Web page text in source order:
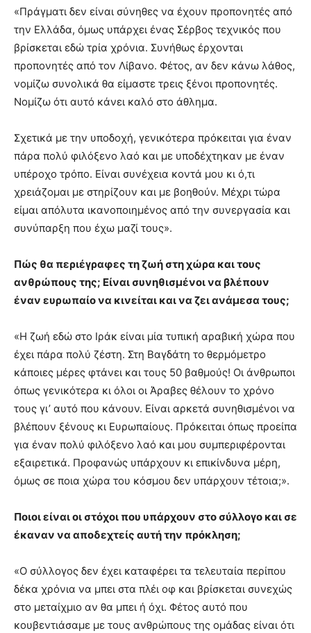
«Πράγματι δεν είναι σύνηθες να έχουν προπονητές από
την Ελλάδα, όμως υπάρχει ένας Σέρβος τεχνικός που
βρίσκεται εδώ τρία χρόνια. Συνήθως έρχονται
προπονητές από τον Λίβανο. Φέτος, αν δεν κάνω λάθος,
νομίζω συνολικά θα είμαστε τρεις ξένοι προπονητές.
Νομίζω ότι αυτό κάνει καλό στο άθλημα.
Σχετικά με την υποδοχή, γενικότερα πρόκειται για έναν
πάρα πολύ φιλόξενο λαό και με υποδέχτηκαν με έναν
υπέροχο τρόπο. Είναι συνέχεια κοντά μου κι ό,τι
χρειάζομαι με στηρίζουν και με βοηθούν. Μέχρι τώρα
είμαι απόλυτα ικανοποιημένος από την συνεργασία και
συνύπαρξη που έχω μαζί τους».
Πώς θα περιέγραφες τη ζωή στη χώρα και τους
ανθρώπους της; Είναι συνηθισμένοι να βλέπουν
έναν ευρωπαίο να κινείται και να ζει ανάμεσα τους;
«Η ζωή εδώ στο Ιράκ είναι μία τυπική αραβική χώρα που
έχει πάρα πολύ ζέστη. Στη Βαγδάτη το θερμόμετρο
κάποιες μέρες φτάνει και τους 50 βαθμούς! Οι άνθρωποι
όπως γενικότερα κι όλοι οι Άραβες θέλουν το χρόνο
τους γι’ αυτό που κάνουν. Είναι αρκετά συνηθισμένοι να
βλέπουν ξένους κι Ευρωπαίους. Πρόκειται όπως προείπα
για έναν πολύ φιλόξενο λαό και μου συμπεριφέρονται
εξαιρετικά. Προφανώς υπάρχουν κι επικίνδυνα μέρη,
όμως σε ποια χώρα του κόσμου δεν υπάρχουν τέτοια;».
Ποιοι είναι οι στόχοι που υπάρχουν στο σύλλογο και σε
έκαναν να αποδεχτείς αυτή την πρόκληση;
«Ο σύλλογος δεν έχει καταφέρει τα τελευταία περίπου
δέκα χρόνια να μπει στα πλέι οφ και βρίσκεται συνεχώς
στο μεταίχμιο αν θα μπει ή όχι. Φέτος αυτό που
κουβεντιάσαμε με τους ανθρώπους της ομάδας είναι ότι